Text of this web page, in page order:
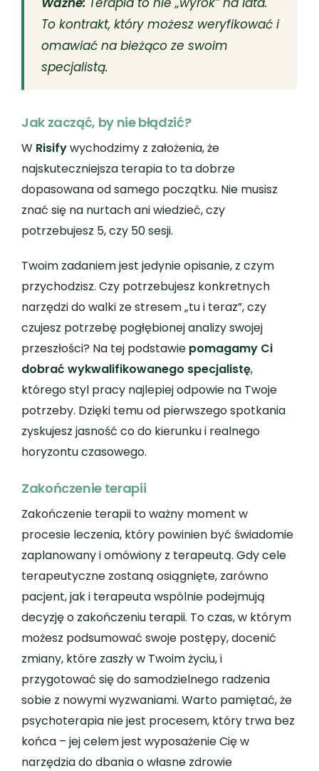
To kontrakt, który możesz weryfikować i
omawiać na bieżąco ze swoim
specjalistą.
Jak zacząć, by nie błądzić?
W Risifywychodzimy z założenia, że
najskuteczniejsza terapia to ta dobrze
dopasowana od samego początku. Nie musisz
znać się na nurtach ani wiedzieć, czy
potrzebujesz 5, czy 50 sesji.
Twoim zadaniem jest jedynie opisanie, z czym
przychodzisz. Czy potrzebujesz konkretnych
narzędzi do walki ze stresem „tu i teraz”, czy
czujesz potrzebę pogłębionej analizy swojej
przeszłości? Na tej podstawie pomagamy Ci
dobrać wykwalifikowanego specjalistę,
którego styl pracy najlepiej odpowie na Twoje
potrzeby. Dzięki temu od pierwszego spotkania
zyskujesz jasność co do kierunku i realnego
horyzontu czasowego.
Zakończenie terapii
Zakończenie terapii to ważny moment w
procesie leczenia, który powinien być świadomie
zaplanowany i omówiony z terapeutą. Gdy cele
terapeutyczne zostaną osiągnięte, zarówno
pacjent, jak i terapeuta wspólnie podejmują
decyzję o zakończeniu terapii. To czas, w którym
możesz podsumować swoje postępy, docenić
zmiany, które zaszły w Twoim życiu, i
przygotować się do samodzielnego radzenia
sobie z nowymi wyzwaniami. Warto pamiętać, że
psychoterapia nie jest procesem, który trwa bez
końca – jej celem jest wyposażenie Cię w
narzędzia do dbania o własne zdrowie